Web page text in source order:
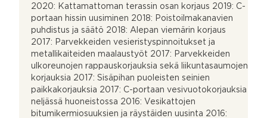
2020: Kattamattoman terassin osan korjaus 2019: C-
portaan hissin uusiminen 2018: Poistoilmakanavien
puhdistus ja säätö 2018: Alepan viemärin korjaus
2017: Parvekkeiden vesieristyspinnoitukset ja
metallikaiteiden maalaustyöt 2017: Parvekkeiden
ulkoreunojen rappauskorjauksia sekä liikuntasaumojen
korjauksia 2017: Sisäpihan puoleisten seinien
paikkakorjauksia 2017: C-portaan vesivuotokorjauksia
neljässä huoneistossa 2016: Vesikattojen
bitumikermiosuuksien ja räystäiden uusinta 2016: